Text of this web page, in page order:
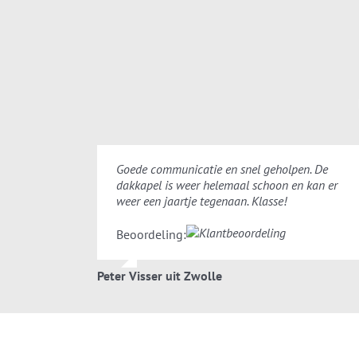
Goede communicatie en snel geholpen. De
dakkapel is weer helemaal schoon en kan er
weer een jaartje tegenaan. Klasse!
Beoordeling:
Peter Visser uit Zwolle